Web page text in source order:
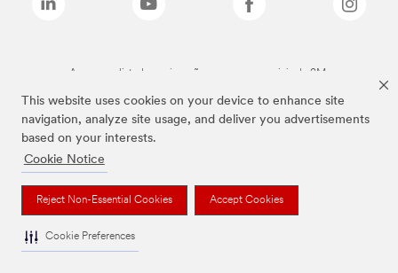
This website uses cookies on your device to enhance site
navigation, analyze site usage, and deliver you advertisements
based on your interests.
Cookie Notice
Reject Non-Essential Cookies Accept Cookies
Cookie Preferences
As marcas listadas a cima são marcas comerciais da 3M.